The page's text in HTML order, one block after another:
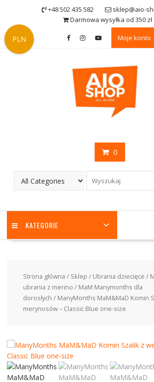
content
+48 502 435 582
sklep@aio-
Darmowa wysyłka od 350 zł
Moje konto
0
KATEGORIE
Strona główna / Sklep / Ubrania dziecięce /
ubrania z merino / MaM Manymonths dla
dorosłych / ManyMonths MaM&MaD Komin
merynosów – Classic Blue one-size
PLN